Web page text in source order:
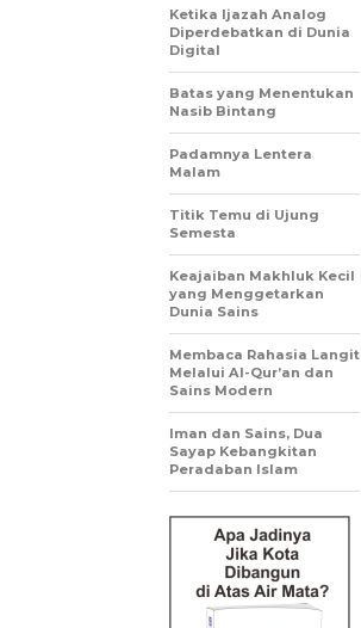
Ketika Ijazah Analog
Diperdebatkan di Dunia
Digital
Batas yang Menentukan
Nasib Bintang
Padamnya Lentera
Malam
Titik Temu di Ujung
Semesta
Keajaiban Makhluk Kecil
yang Menggetarkan
Dunia Sains
Membaca Rahasia Langit
Melalui Al-Qur’an dan
Sains Modern
Iman dan Sains, Dua
Sayap Kebangkitan
Peradaban Islam